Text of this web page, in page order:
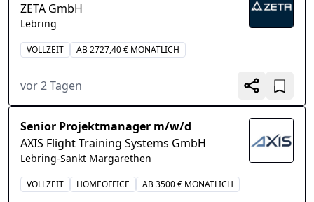
ZETA GmbH
Lebring
VOLLZEIT AB 2727,40 € MONATLICH
vor 2 Tagen
Senior Projektmanager m/w/d
AXIS Flight Training Systems GmbH
Lebring-Sankt Margarethen
VOLLZEIT HOMEOFFICE AB 3500 € MONATLICH